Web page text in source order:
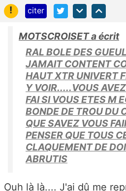
!
citer
MOTSCROISET a écrit
RAL BOLE DES
JAMAIT CONTENT
HAUT XTR UNIVERT
Y VOIR.....VOUS
FAI SI VOUS ETES M
BONDE DE TROU DU
QUE SAVEZ VOUS
PENSER QUE TOUS
CLAQUEMENT DE
ABRUTIS
Ouh là là.... J'ai dû me